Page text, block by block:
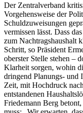
Der Zentralverband
Vorgehensweise der
Schuldzuweisungen
vermissen lässt. Dass
zum Nachtragshaushalt
Schritt, so Präsident
oberster Stelle stehen –
Klarheit sorgen, wohin
dringend Planungs- und
Zeit, mit Hochdruck
entstandenen
Friedemann Berg